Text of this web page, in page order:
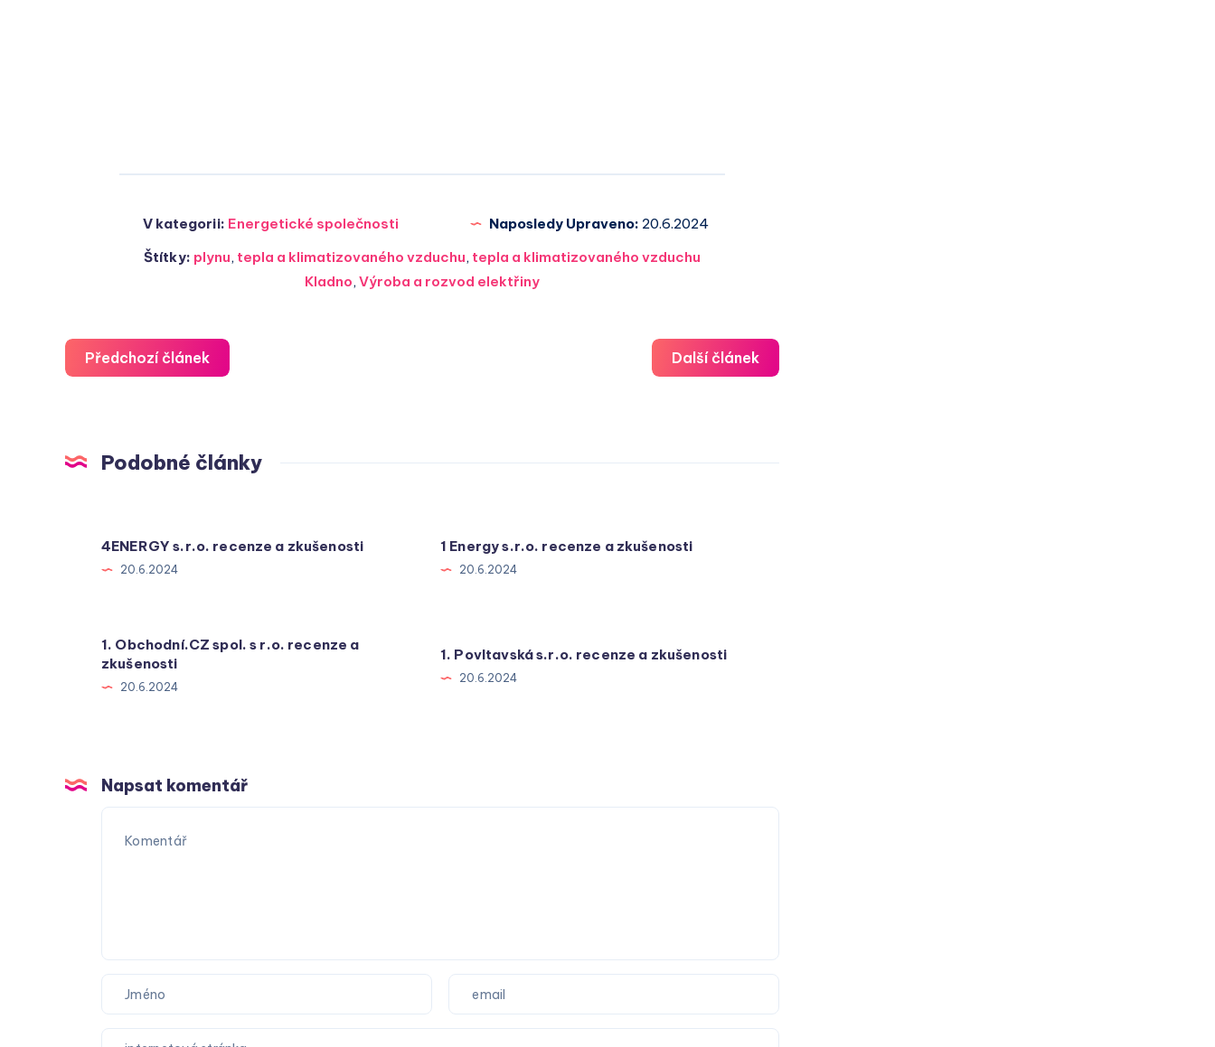
V kategorii: Energetické společnosti Naposledy Upraveno: 20.6.2024
Štítky: plynu, tepla a klimatizovaného vzduchu, tepla a klimatizovaného vzduchu
Kladno, Výroba a rozvod elektřiny
Předchozí článek Další článek
Podobné články
4ENERGY s.r.o. recenze a zkušenosti
20.6.2024
1 Energy s.r.o. recenze a zkušenosti
20.6.2024
1. Obchodní.CZ spol. s r.o. recenze a
zkušenosti
20.6.2024
1. Povltavská s.r.o. recenze a zkušenosti
20.6.2024
Napsat komentář